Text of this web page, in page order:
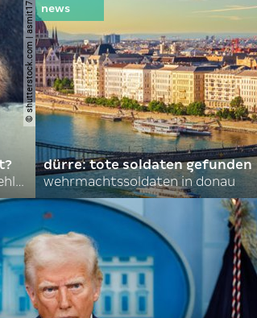
© shutterstock.com | asmit17
nordkoreas sommerliche empfehlungen
dürre: tote soldaten gefunden
wehrmachtssoldaten in donau